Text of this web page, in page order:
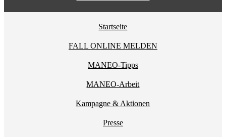
Startseite
FALL ONLINE MELDEN
MANEO-Tipps
MANEO-Arbeit
Kampagne & Aktionen
Presse